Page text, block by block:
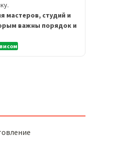
мастеров, студий и
важны порядок и